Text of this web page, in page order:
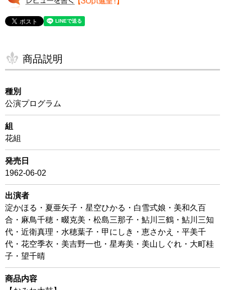
商品説明
種別
公演プログラム
組
花組
発売日
1962-06-02
出演者
淀かほる・夏亜矢子・星空ひかる・白雪式娘・美和久百
合・麻鳥千穂・畷克美・松島三那子・鮎川三鶴・鮎川三知
代・近衛真理・水穂葉子・甲にしき・恵さかえ・平美千
代・花空季衣・美吉野一也・星寿美・美山しぐれ・大町桂
子・望千晴
商品内容